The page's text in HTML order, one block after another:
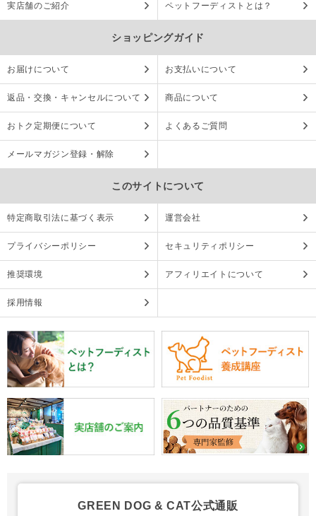
実店舗のご紹介 ペットフーディストとは？
ショッピングガイド
お届けについて お支払いについて
返品・交換・キャンセルについて 商品について
おトク定期便について よくあるご質問
メールマガジン登録・解除
このサイトについて
特定商取引法に基づく表示 運営会社
プライバシーポリシー セキュリティポリシー
推奨環境 アフィリエイトについて
採用情報
GREEN DOG & CAT公式通販